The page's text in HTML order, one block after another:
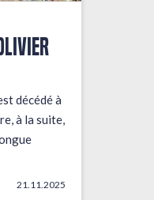
décédé à
à la suite,
21.11.2025